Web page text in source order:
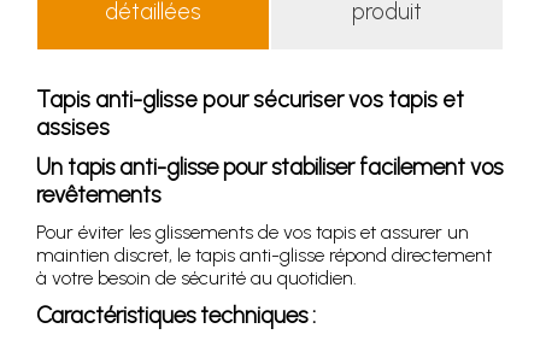
détaillées
produit
Tapis anti-glisse pour sécuriser vos tapis et
assises
Un tapis anti-glisse pour stabiliser facilement vos
revêtements
Pour éviter les glissements de vos tapis et assurer un
maintien discret, le tapis anti-glisse répond directement
à votre besoin de sécurité au quotidien.
Caractéristiques techniques :